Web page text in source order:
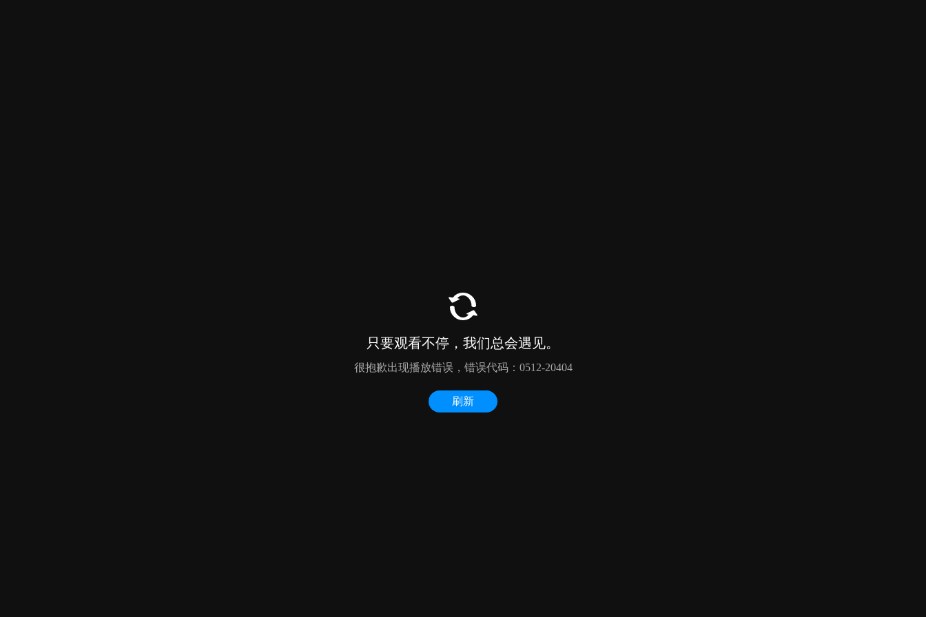
只要观看不停，我们总会遇见。
很抱歉出现播放错误，错误代码：0512-20404
刷新